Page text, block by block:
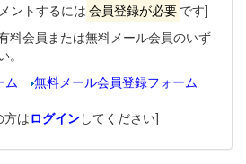
ントするには 会員登録が必要 です]
料会員または無料メール会員のいず
ム
無料メール会員登録フォーム
方はログインしてください]